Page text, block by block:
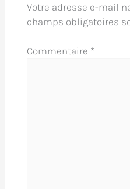
Votre adresse e-mail
champs obligatoires
Commentaire *